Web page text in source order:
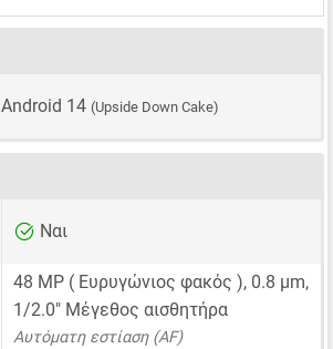
Android 14 (Upside Down Cake)
Ναι
48 MP ( Ευρυγώνιος φακός ), 0.8 μm,
1/2.0" Μέγεθος αισθητήρα
Αυτόματη εστίαση (AF)